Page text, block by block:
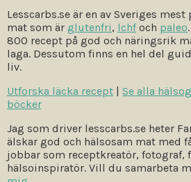
Lesscarbs.se är en av Sveriges
mat som är glutenfri, lchfoch paleo
800 recept på god och näringsrik
laga. Dessutom finns en hel del
liv.
Utforska läcka recept | Se alla
böcker
Jag som driver lesscarbs.se heter
älskar god och hälsosam mat med
jobbar som receptkreatör, fotograf,
hälsoinspiratör. Vill du samarbeta